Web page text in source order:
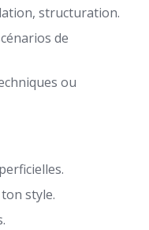
structuration.
de
ou
style.